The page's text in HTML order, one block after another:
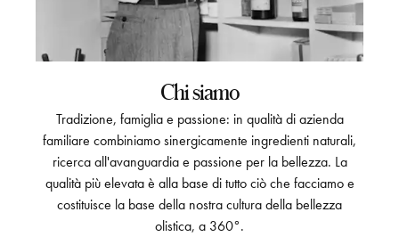
Chi siamo
Tradizione, famiglia e passione: in qualità di azienda
familiare combiniamo sinergicamente ingredienti naturali,
ricerca all'avanguardia e passione per la bellezza. La
qualità più elevata è alla base di tutto ciò che facciamo e
costituisce la base della nostra cultura della bellezza
olistica, a 360°.